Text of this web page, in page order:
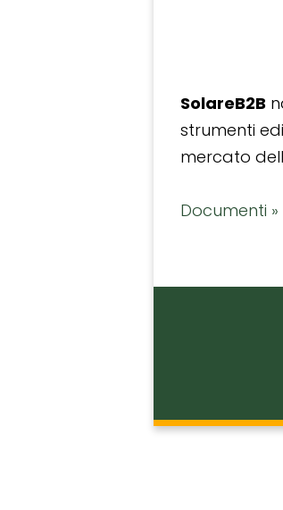
SolareB2B
strumenti
mercato
Documenti »